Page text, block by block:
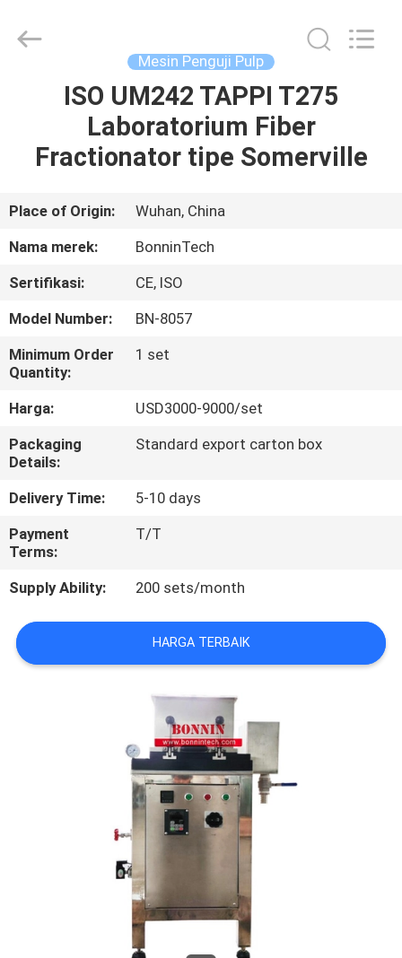
RUMAH
PRODUK
VIDEO
KAMI
TUR
PABRIK
KONTROL
KUALITAS
HUBUNGI
KAMI
PERMINTAAN
PENAWARAN
Copyright
Reserved.
Mesin Penguji Pulp
ISO UM242 TAPPI T275
Laboratorium Fiber
Fractionator tipe Somerville
Place of Origin:
Wuhan, China
Nama merek:
BonninTech
Sertifikasi:
CE, ISO
Model Number:
BN-8057
Minimum Order
Quantity:
1 set
Harga:
USD3000-9000/set
Packaging
Details:
Standard export carton box
Delivery Time:
5-10 days
Payment
Terms:
T/T
Supply Ability: 200 sets/month
HARGA TERBAIK